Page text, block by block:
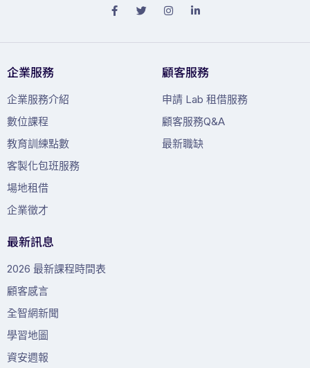
企業服務
企業服務介紹
數位課程
教育訓練點數
客製化包班服務
場地租借
企業徵才
顧客服務
申請 Lab 租借服務
顧客服務Q&A
最新職缺
最新訊息
2026 最新課程時間表
顧客感言
全智網新聞
學習地圖
資安週報